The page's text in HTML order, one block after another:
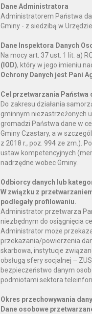
Dane Administratora
Administratorem Państwa
Gminy - z siedzibą w
Dane Inspektora Danych
Na mocy art. 37 ust. 1 lit. a)
(IOD), który w jego imieniu
Ochrony Danych jest Pani
Cel przetwarzania Państwa
Do zakresu działania
gminnym niezastrzeżonych
gromadzi Państwa dane w
Gminy Czastary, a w
z 2018 r., poz. 994 ze zm.).
ustaw kompetencyjnych
nadrzędne wobec Gminy.
Odbiorcy danych lub
W związku z
podlegały profilowaniu.
Administrator przetwarza
niezbędnym do osiągnięcia
Administrator może
przekazania/powierzenia
skarbowa, instytucje
obsługą sfery socjalnej –
bezpieczeństwo danym
podmiotami sektora
Okres przechowywania
Dane osobowe